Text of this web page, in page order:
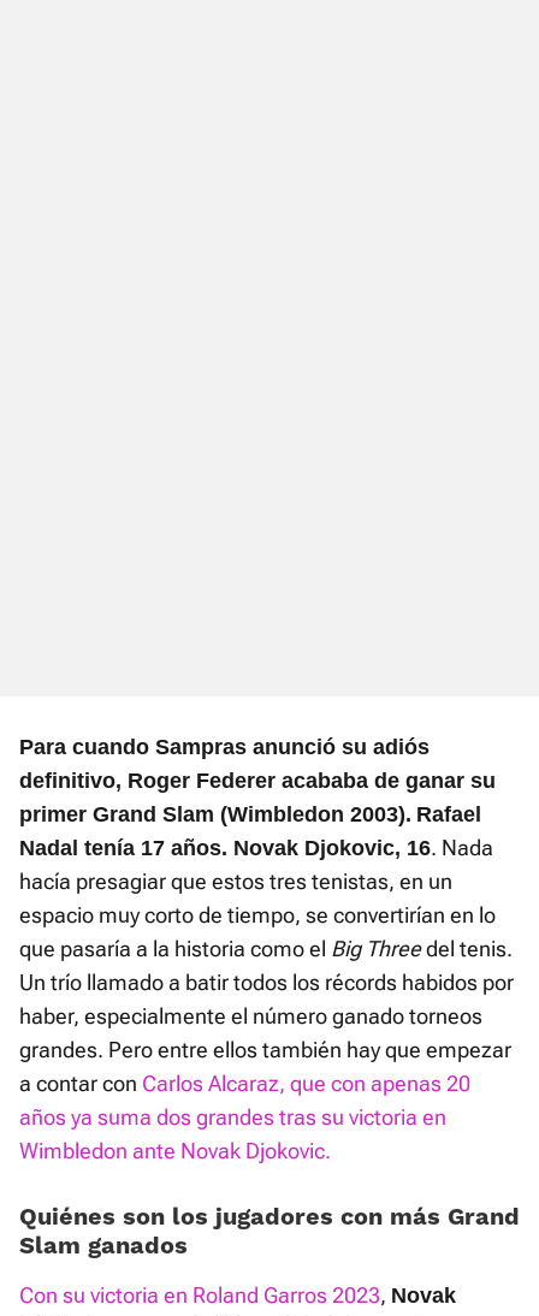
Para cuando Sampras anunció su adiós
definitivo, Roger Federer acababa de ganar su
primer Grand Slam (Wimbledon 2003). Rafael
Nadal tenía 17 años. Novak Djokovic, 16. Nada
hacía presagiar que estos tres tenistas, en un
espacio muy corto de tiempo, se convertirían en lo
que pasaría a la historia como el Big Threedel tenis.
Un trío llamado a batir todos los récords habidos por
haber, especialmente el número ganado torneos
grandes. Pero entre ellos también hay que empezar
a contar con Carlos Alcaraz, que con apenas 20
años ya suma dos grandes tras su victoria en
Wimbledon ante Novak Djokovic.
Quiénes son los jugadores con más Grand
Slam ganados
Con su victoria en Roland Garros 2023, Novak